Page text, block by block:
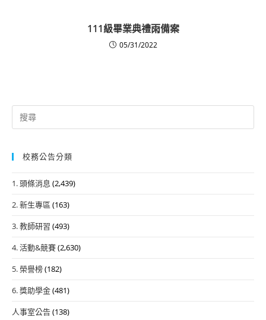
111級畢業典禮雨備案
05/31/2022
Search
for:
校務公告分類
1. 頭條消息 (2,439)
2. 新生專區 (163)
3. 教師研習 (493)
4. 活動&競賽(2,630)
5. 榮譽榜(182)
6. 獎助學金(481)
人事室公告(138)